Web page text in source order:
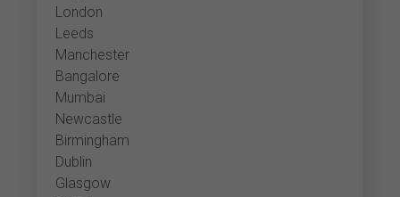
London
Leeds
Manchester
Bangalore
Mumbai
Newcastle
Birmingham
Dublin
Glasgow